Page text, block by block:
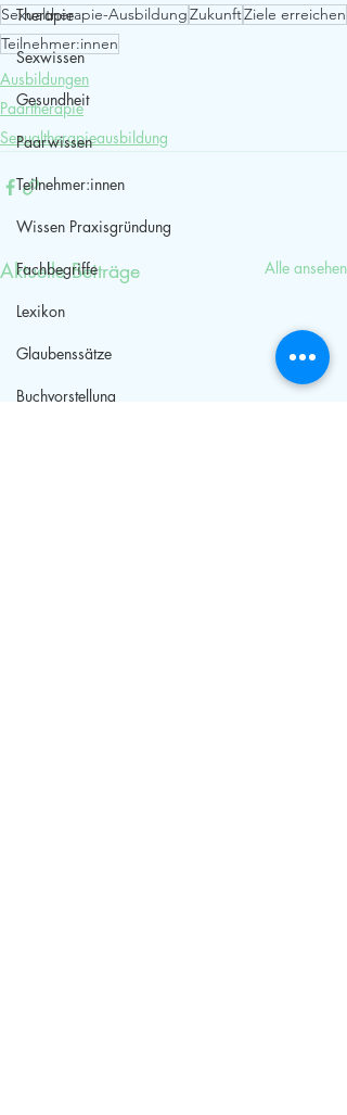
Therapie
Sexwissen
Gesundheit
Paarwissen
Teilnehmer:innen
Wissen Praxisgründung
Fachbegriffe
Lexikon
Glaubenssätze
Buchvorstellung
Sexualtherapie-AusbildungZukunftZiele erreichen
Teilnehmer:innen
Ausbildungen
Paartherapie
Sexualtherapieausbildung
Aktuelle Beiträge Alle ansehen